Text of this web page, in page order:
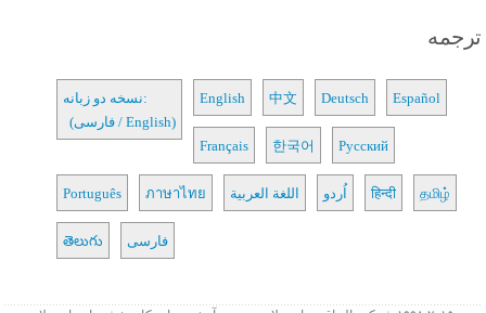
ترجمه
نسخه دو زبانه:
(فارسی / English)
English 中文 Deutsch Español
Français 한국어 Русский
Português ภาษาไทย اللغة العربية اُردو हिन्दी தமிழ்
తెలుగు فارسی